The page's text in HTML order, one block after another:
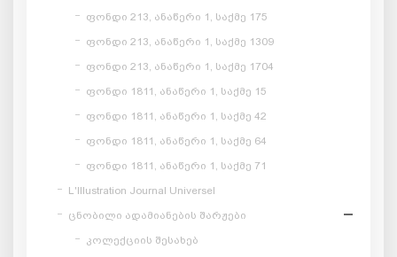
ფონდი 213, ანაწერი 1, საქმე 175
ფონდი 213, ანაწერი 1, საქმე 1309
ფონდი 213, ანაწერი 1, საქმე 1704
ფონდი 1811, ანაწერი 1, საქმე 15
ფონდი 1811, ანაწერი 1, საქმე 42
ფონდი 1811, ანაწერი 1, საქმე 64
ფონდი 1811, ანაწერი 1, საქმე 71
L'Illustration Journal Universel
ცნობილი ადამიანების შარჟები
კოლექციის შესახებ